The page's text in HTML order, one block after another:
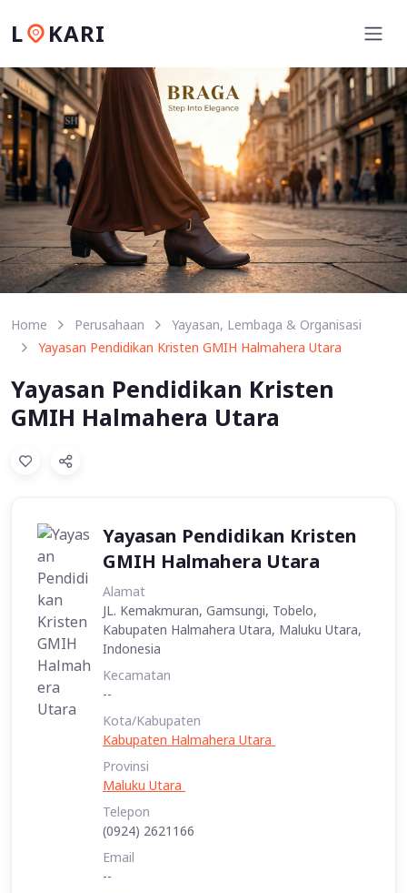
L KARI
Home Perusahaan
Yayasan, Lembaga & Organisasi
Yayasan Pendidikan Kristen GMIH Halmahera Utara
Yayasan Pendidikan Kristen
GMIH Halmahera Utara
Yayasan Pendidikan Kristen
GMIH Halmahera Utara
Alamat
JL. Kemakmuran, Gamsungi, Tobelo,
Kabupaten Halmahera Utara, Maluku Utara,
Indonesia
Kecamatan
--
Kota/Kabupaten
Kabupaten Halmahera Utara
Provinsi
Maluku Utara
Telepon
(0924) 2621166
Email
--